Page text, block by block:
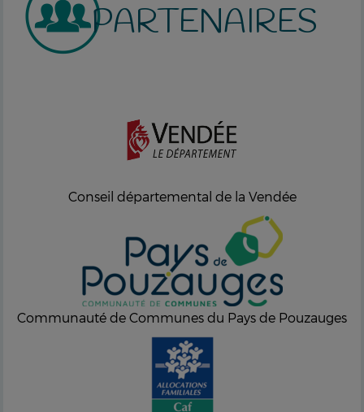
PARTENAIRES
Conseil départemental de la Vendée
Communauté de Communes du Pays de Pouzauges